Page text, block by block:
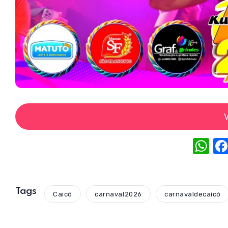
W
s
Tags Caicó carnaval2026 carnavaldecaicó